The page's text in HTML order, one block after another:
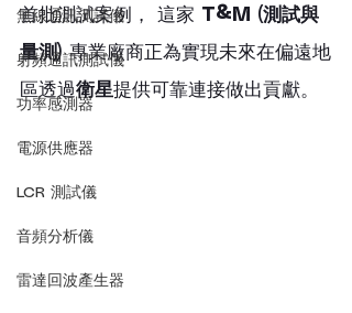
無線通訊測試儀
射頻通訊測試儀
功率感測器
電源供應器
LCR 測試儀
音頻分析儀
雷達回波產生器
首批測試案例， 這家 T&M (測試與
量測) 專業廠商正為實現未來在偏遠地
區透過衛星提供可靠連接做出貢獻。